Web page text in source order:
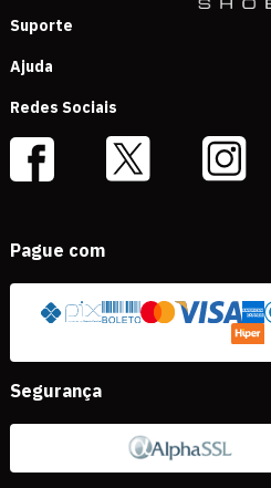
Suporte
Ajuda
Redes Sociais
Pague com
Segurança